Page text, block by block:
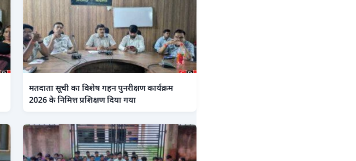
मतदाता सूची का विशेष गहन पुनरीक्षण कार्यक्रम
2026 के निमित्त प्रशिक्षण दिया गया